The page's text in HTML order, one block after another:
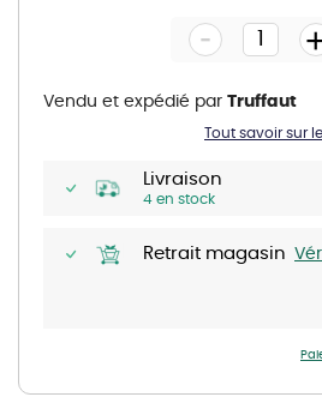
gallery
Livraison
4 en stock
Retrait magasin
-
Tout savoir sur
Vendu et expédié par Truffaut